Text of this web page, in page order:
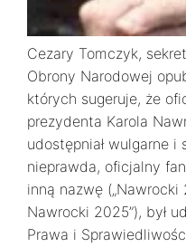
Cezary Tomczyk,
Obrony Narodowej
których sugeruje, że
prezydenta Karola
udostępniał wulgarne i
nieprawda, oficjalny
inną nazwę („Nawrocki
Nawrocki 2025”), był
Prawa i